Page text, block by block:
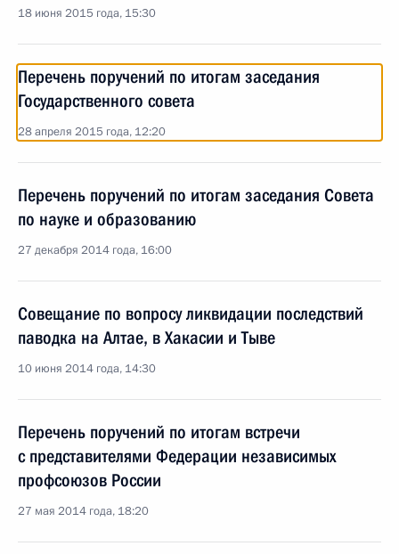
18 июня 2015 года, 15:30
Перечень поручений по итогам заседания
Государственного совета
28 апреля 2015 года, 12:20
Перечень поручений по итогам заседания Совета
по науке и образованию
27 декабря 2014 года, 16:00
Совещание по вопросу ликвидации последствий
паводка на Алтае, в Хакасии и Тыве
10 июня 2014 года, 14:30
Перечень поручений по итогам встречи
с представителями Федерации независимых
профсоюзов России
27 мая 2014 года, 18:20